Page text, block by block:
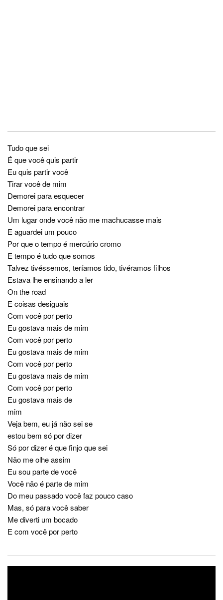
Tudo que sei
É que você quis partir
Eu quis partir você
Tirar você de mim
Demorei para esquecer
Demorei para encontrar
Um lugar onde você não me machucasse mais
E aguardei um pouco
Por que o tempo é mercúrio cromo
E tempo é tudo que somos
Talvez tivéssemos, teríamos tido, tivéramos filhos
Estava lhe ensinando a ler
On the road
E coisas desiguais
Com você por perto
Eu gostava mais de mim
Com você por perto
Eu gostava mais de mim
Com você por perto
Eu gostava mais de mim
Com você por perto
Eu gostava mais de
mim
Veja bem, eu já não sei se
estou bem só por dizer
Só por dizer é que finjo que sei
Não me olhe assim
Eu sou parte de você
Você não é parte de mim
Do meu passado você faz pouco caso
Mas, só para você saber
Me diverti um bocado
E com você por perto